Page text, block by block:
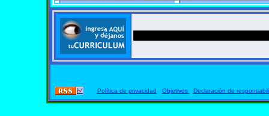
Política de privacidad Objetivos Declaración de